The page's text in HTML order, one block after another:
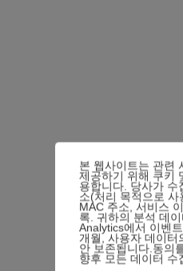
본 웹사이트는 관련
제공하기 위해 쿠키
용합니다. 당사가 수
소(처리 목적으로 사
MAC 주소, 서비스
록. 귀하의 분석 데
Analytics에서 이벤
개월, 사용자 데이터
안 보존됩니다.동의
향후 모든 데이터 수